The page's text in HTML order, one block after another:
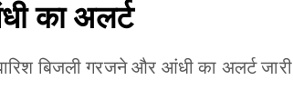
का अलर्ट
बिजली गरजने और आंधी का अलर्ट जारी